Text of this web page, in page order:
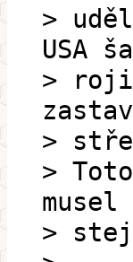
>
USA
>
>
>
musel
>